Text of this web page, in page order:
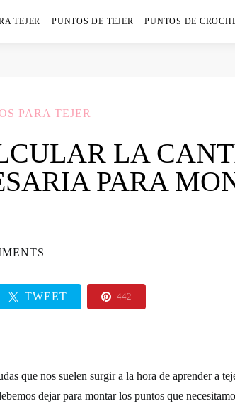
TEJER PUNTOS DE TEJER PUNTOS DE
PARA TEJER
LA
PARA
TWEET 442
que nos suelen surgir a la hora deaprender a
dejar para montar los puntos que